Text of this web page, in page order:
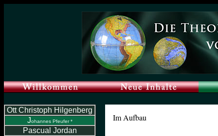
Im Aufbau
Ott Christoph Hilgenberg
Johannes Pfeufer *
Pascual Jordan